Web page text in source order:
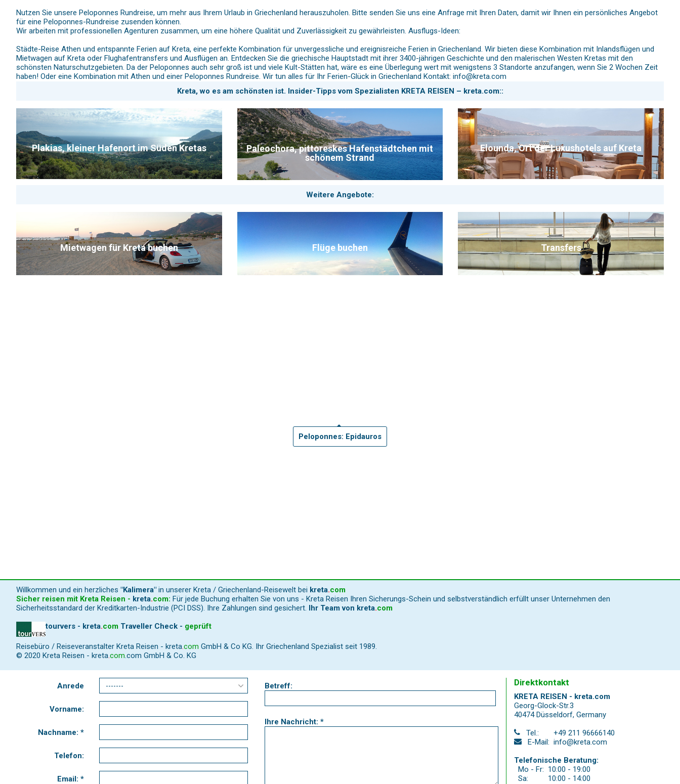
Nutzen Sie unsere Peloponnes Rundreise, um mehr aus Ihrem Urlaub in Griechenland herauszuholen. Bitte senden Sie uns eine Anfrage mit Ihren Daten, damit wir Ihnen ein persönliches Angebot
für eine Peloponnes-Rundreise zusenden können.
Wir arbeiten mit professionellen Agenturen zusammen, um eine höhere Qualität und Zuverlässigkeit zu gewährleisten. Ausflugs-Ideen:
Städte-Reise Athen und entspannte Ferien auf Kreta, eine perfekte Kombination für unvergessliche und ereignisreiche Ferien in Griechenland. Wir bieten diese Kombination mit Inlandsflügen und
Mietwagen auf Kreta oder Flughafentransfers und Ausflügen an. Entdecken Sie die griechische Hauptstadt mit ihrer 3400-jährigen Geschichte und den malerischen Westen Kretas mit den
schönsten Naturschutzgebieten. Da der Peloponnes auch sehr groß ist und viele Kult-Stätten hat, wäre es eine Überlegung wert mit wenigstens 3 Standorte anzufangen, wenn Sie 2 Wochen Zeit
haben! Oder eine Kombination mit Athen und einer Peloponnes Rundreise. Wir tun alles für Ihr Ferien-Glück in Griechenland Kontakt: info@kreta.com
Kreta, wo es am schönsten ist. Insider-Tipps vom Spezialisten KRETA REISEN – kreta.com::
Plakias, kleiner Hafenort im Süden Kretas
Paleochora, pittoreskes Hafenstädtchen mit
schönem Strand
Elounda, Ort der Luxushotels auf Kreta
Weitere Angebote:
Mietwagen für Kreta buchen Flüge buchen Transfers
Peloponnes: Epidauros
Willkommen und ein herzliches "Kalimera" in unserer Kreta / Griechenland-Reisewelt bei kreta.com
Sicher reisen mit Kreta Reisen - kreta.com: Für jede Buchung erhalten Sie von uns - Kreta Reisen Ihren Sicherungs-Schein und selbstverständlich erfüllt unser Unternehmen den
Sicherheitsstandard der Kreditkarten-Industrie (PCI DSS). Ihre Zahlungen sind gesichert. Ihr Team von kreta.com
tourvers - kreta.com Traveller Check - geprüft
Reisebüro / Reiseveranstalter Kreta Reisen - kreta.com GmbH & Co KG. Ihr Griechenland Spezialist seit 1989.
© 2020 Kreta Reisen - kreta.com.com GmbH & Co. KG
Anrede
Vorname:
Nachname: *
Telefon:
Email: *
Betreff:
Ihre Nachricht: *
Direktkontakt
KRETA REISEN - kreta.com
Georg-Glock-Str.3
40474 Düsseldorf, Germany
Tel.:
+49 211 96666140
E-Mail: info@kreta.com
Telefonische Beratung:
Mo - Fr: 10:00 - 19:00
Sa:
10:00 - 14:00